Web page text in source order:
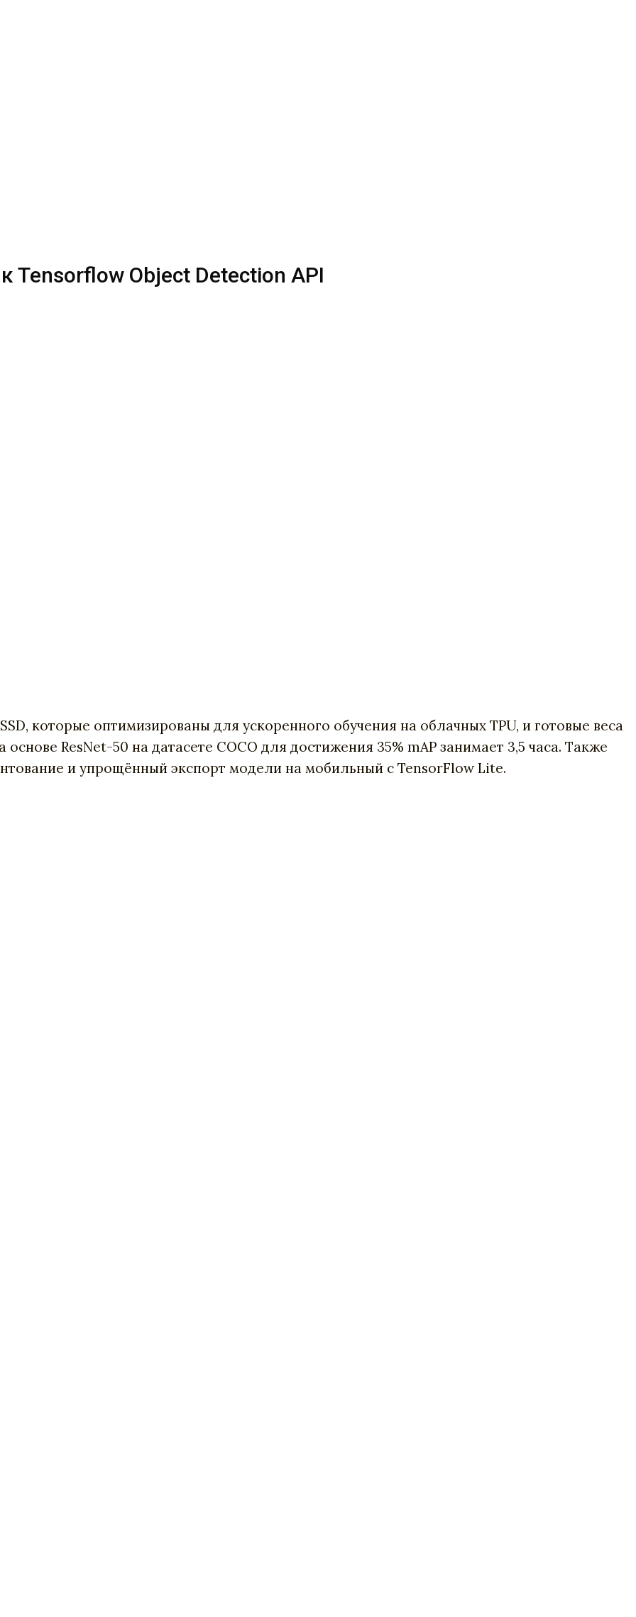
Tensorflow Object Detection API
которые оптимизированы для ускоренного обучения на облачных TPU, и готовые веса
ResNet-50 на датасете COCO для достижения 35% mAP занимает 3,5 часа. Также
и упрощённый экспорт модели на мобильный с TensorFlow Lite.